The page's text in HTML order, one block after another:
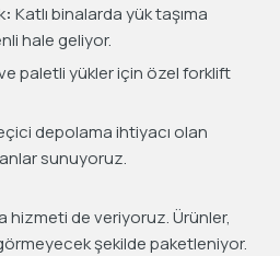
: Katlı binalarda yük taşıma
hale geliyor.
paletli yükler için özel forklift
depolama ihtiyacı olan
sunuyoruz.
hizmeti de veriyoruz. Ürünler,
şekilde paketleniyor.